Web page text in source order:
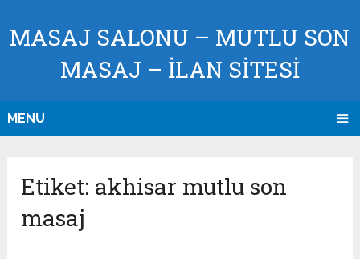
MASAJ SALONU – MUTLU SON
MASAJ – İLAN SİTESİ
MENU
Etiket: akhisar mutlu son
masaj